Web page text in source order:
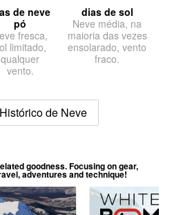
de neve
pó
fresca,
limitado,
qualquer
vento.
dias de sol
Neve média, na
maioria das vezes
ensolarado, vento
fraco.
de Neve